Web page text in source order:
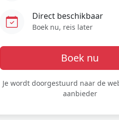
Direct beschikbaar
Boek nu, reis later
Boek nu
Je wordt doorgestuurd naar de
aanbieder